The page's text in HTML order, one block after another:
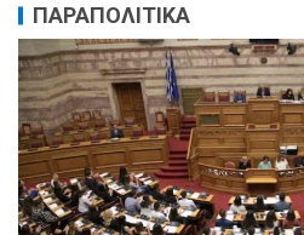
ΠΑΡΑΠΟΛΙΤΙΚΑ
ΠΑΡΑΠΟΛΙΤΙΚΑ ΠΟΛΙΤΙΚΗ